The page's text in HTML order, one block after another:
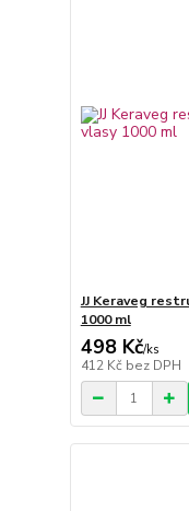
JJ Keraveg
1000 ml
498 Kč/ks
412 Kč bez DPH